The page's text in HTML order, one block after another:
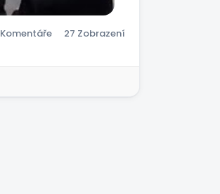
Komentáře 27 Zobrazení